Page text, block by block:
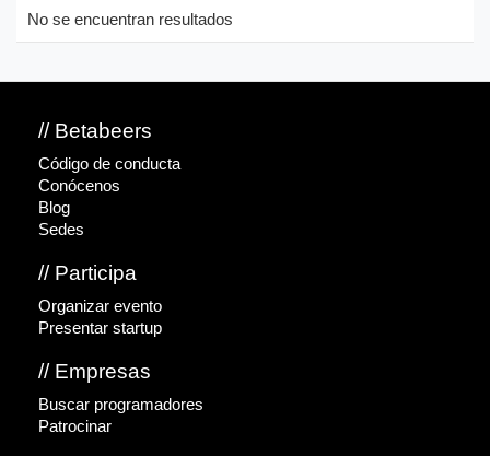
No se encuentran resultados
// Betabeers
Código de conducta
Conócenos
Blog
Sedes
// Participa
Organizar evento
Presentar startup
// Empresas
Buscar programadores
Patrocinar